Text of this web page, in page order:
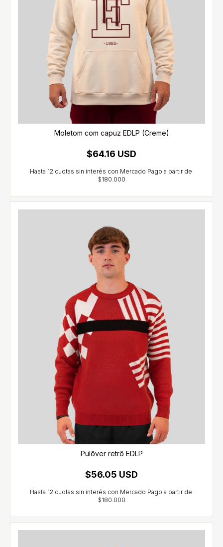
Moletom com capuz EDLP (Creme)
$64.16 USD
Pulôver retrô EDLP
$56.05 USD